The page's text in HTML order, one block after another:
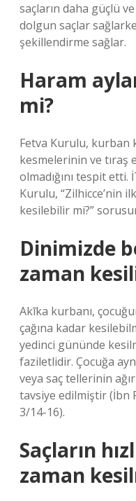
saçların daha güçlü ve
dolgun saçlar
şekillendirme sağlar.
Haram
mi?
Fetva Kurulu, kurban
kesmelerinin ve tıraş
olmadığını tespit etti.
Kurulu, “Zilhicce’nin
kesilebilir mi?”
Dinimizde
zaman
Akīka kurbanı,
çağına kadar
yedinci gününde
faziletlidir. Çocuğa
veya saç tellerinin
tavsiye edilmiştir (İbn
3/14-16).
Saçların
zaman